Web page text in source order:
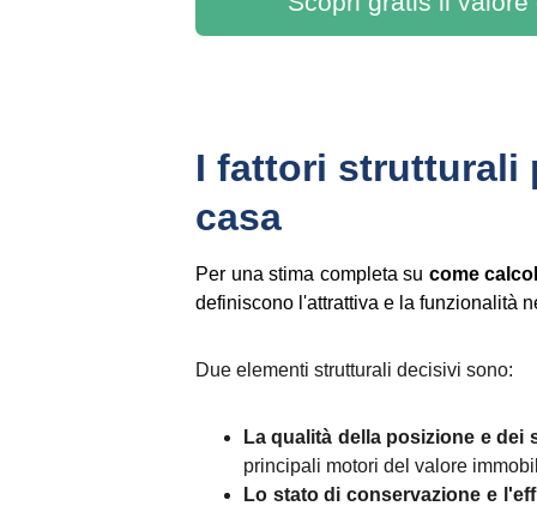
I fattori strutturali
casa
Per una stima completa su come
definiscono l'attrattiva e la funzionalità
Due elementi strutturali decisivi sono:
La qualità della posizione e dei
principali motori del valore
Lo stato di conservazione e